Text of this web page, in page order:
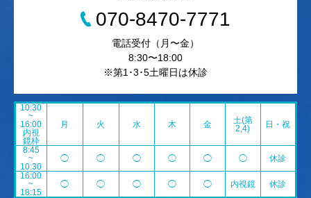
070-8470-7771
電話受付（月〜金）
8:30〜18:00
※第1･3･5土曜日は休診
10:30
~
16:00
内視
鏡枠
月 火 水 木 金
土(第
2,4)
日・祝
8:45
~
10:30
◯ ◯ ◯ ◯ ◯ ◯
休診
16:00
~
18:15
◯ ◯ ◯ ◯ ◯ 内視鏡 休診